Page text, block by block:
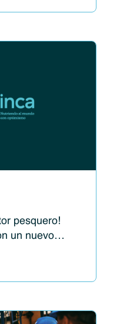
pesquero!
un nuevo